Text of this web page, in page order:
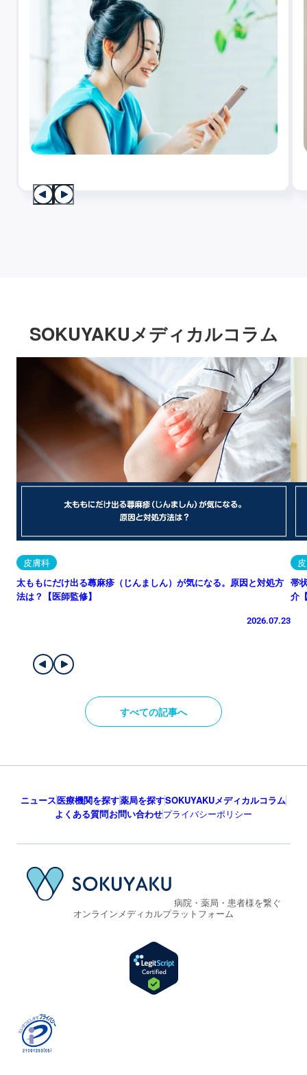
SOKUYAKUメディカルコラム
皮膚科
太ももにだけ出る蕁麻疹（じんましん）が気になる。原因と対処方
法は？【医師監修】
2026.07.23
帯
介
すべての記事へ
ニュース医療機関を探す薬局を探すSOKUYAKUメディカルコラム
よくある質問お問い合わせプライバシーポリシー
病院・薬局・患者様を繋ぐ
オンラインメディカルプラットフォーム